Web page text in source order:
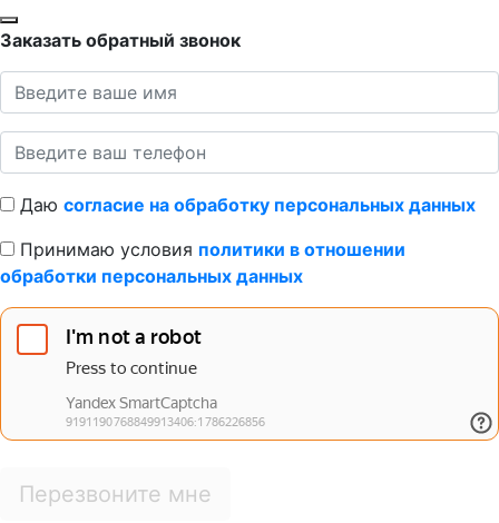
Заказать обратный звонок
Даю согласие на обработку персональных данных
Принимаю условия политики в отношении
обработки персональных данных
Перезвоните мне